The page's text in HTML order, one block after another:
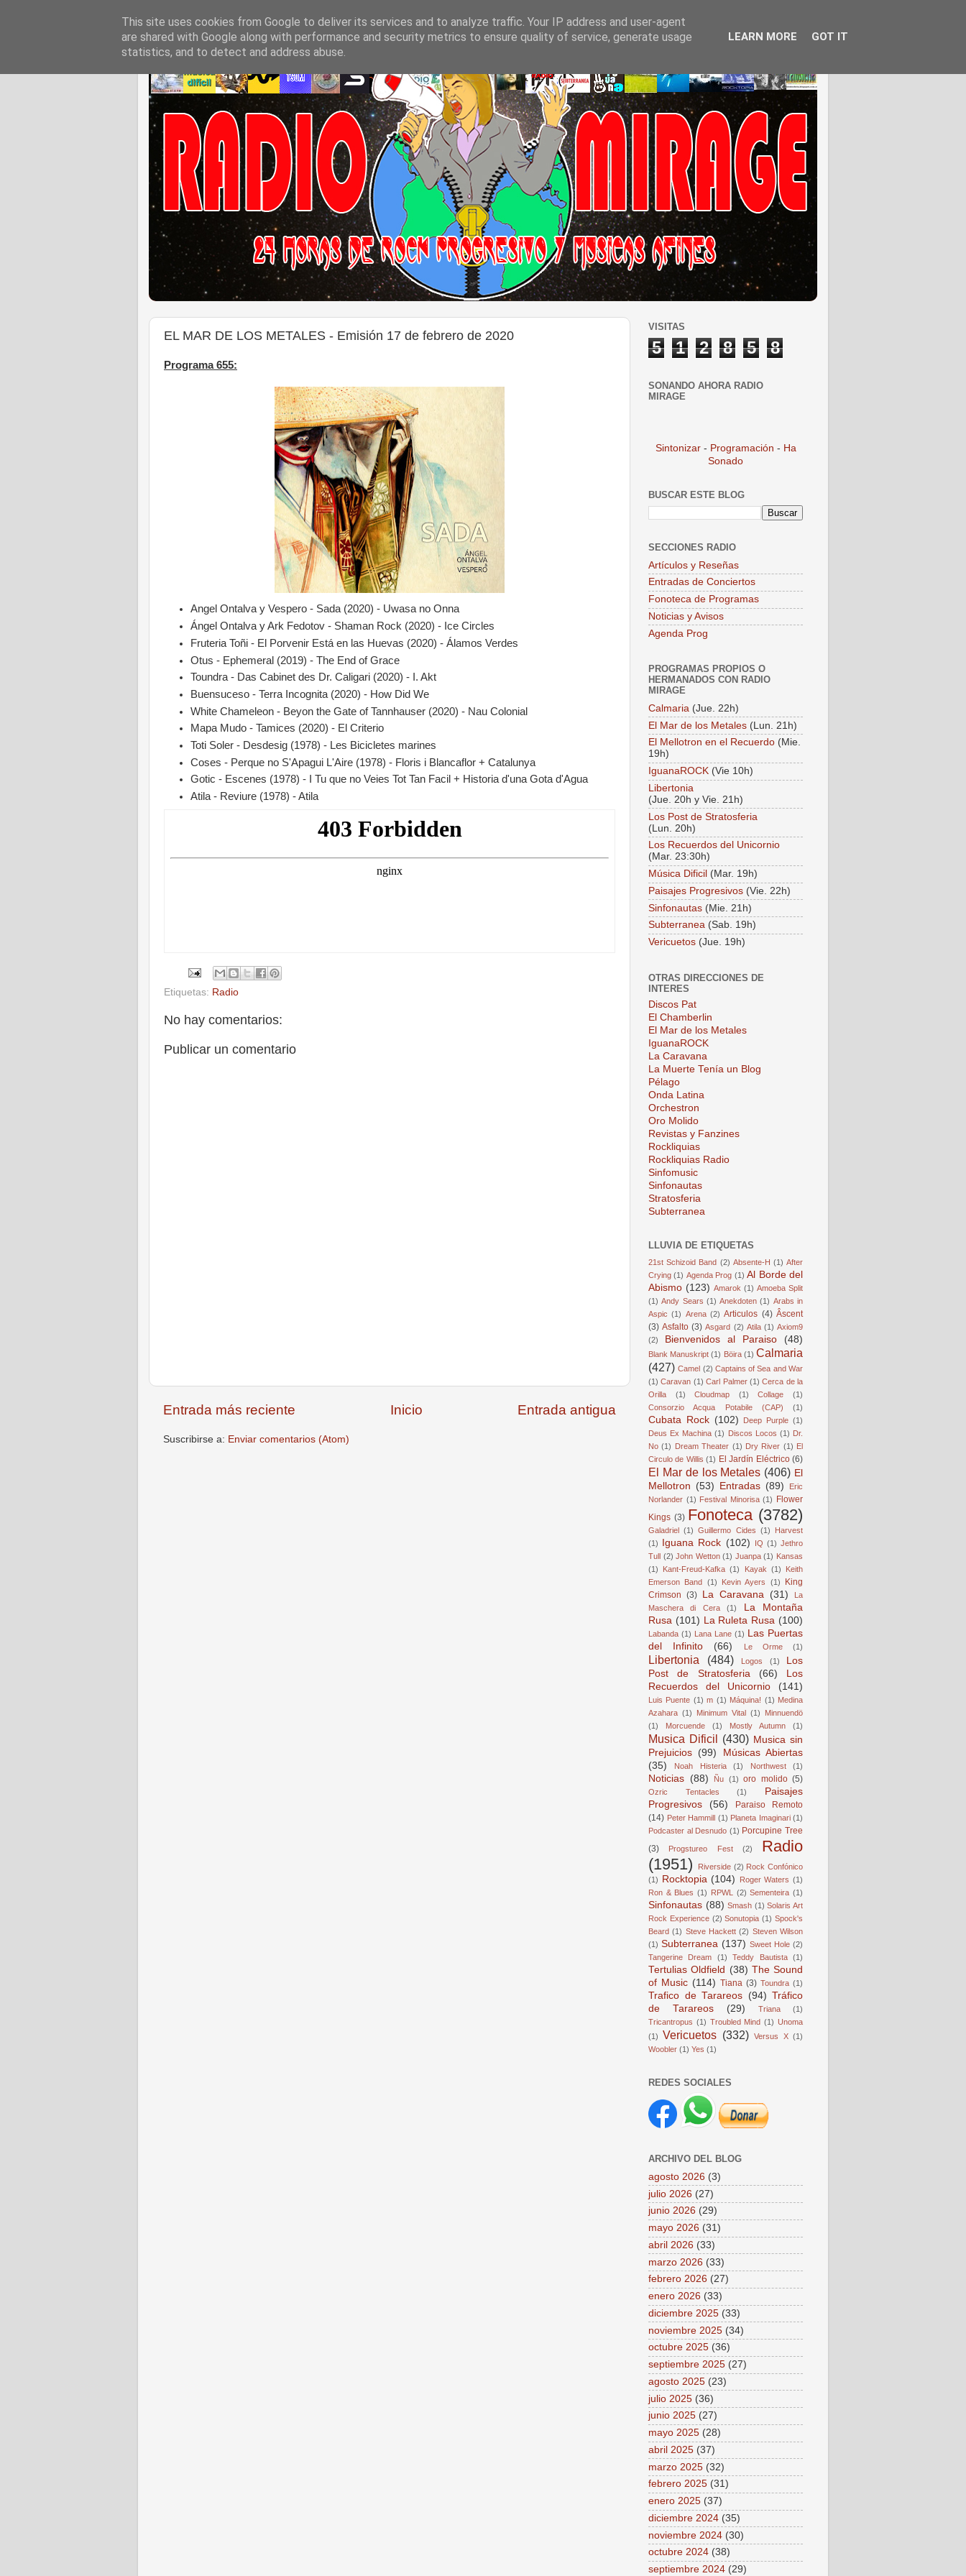
EL MAR DE LOS METALES - Emisión 17 de febrero de 2020
Programa 655:
Angel Ontalva y Vespero - Sada (2020) - Uwasa no Onna
Ángel Ontalva y Ark Fedotov - Shaman Rock (2020) - Ice Circles
Fruteria Toñi - El Porvenir Está en las Huevas (2020) - Álamos Verdes
Otus - Ephemeral (2019) - The End of Grace
Toundra - Das Cabinet des Dr. Caligari (2020) - I. Akt
Buensuceso - Terra Incognita (2020) - How Did We
White Chameleon - Beyon the Gate of Tannhauser (2020) - Nau Colonial
Mapa Mudo - Tamices (2020) - El Criterio
Toti Soler - Desdesig (1978) - Les Bicicletes marines
Coses - Perque no S'Apagui L'Aire (1978) - Floris i Blancaflor + Catalunya
Gotic - Escenes (1978) - I Tu que no Veies Tot Tan Facil + Historia d'una Gota d'Agua
Atila - Reviure (1978) - Atila
Etiquetas: Radio
No hay comentarios:
Publicar un comentario
Entrada más reciente Entrada antigua
Inicio
Suscribirse a: Enviar comentarios (Atom)
VISITAS
5 1 2 8 5 8
SONANDO AHORA RADIO
MIRAGE
Sintonizar - Programación - Ha
Sonado
BUSCAR ESTE BLOG
SECCIONES RADIO
Artículos y Reseñas
Entradas de Conciertos
Fonoteca de Programas
Noticias y Avisos
Agenda Prog
PROGRAMAS PROPIOS O
HERMANADOS CON RADIO
MIRAGE
Calmaria (Jue. 22h)
El Mar de los Metales (Lun. 21h)
El Mellotron en el Recuerdo (Mie.
19h)
IguanaROCK (Vie 10h)
Libertonia
(Jue. 20h y Vie. 21h)
Los Post de Stratosferia
(Lun. 20h)
Los Recuerdos del Unicornio
(Mar. 23:30h)
Música Dificil (Mar. 19h)
Paisajes Progresivos (Vie. 22h)
Sinfonautas (Mie. 21h)
Subterranea (Sab. 19h)
Vericuetos (Jue. 19h)
OTRAS DIRECCIONES DE
INTERES
Discos Pat
El Chamberlin
El Mar de los Metales
IguanaROCK
La Caravana
La Muerte Tenía un Blog
Pélago
Onda Latina
Orchestron
Oro Molido
Revistas y Fanzines
Rockliquias
Rockliquias Radio
Sinfomusic
Sinfonautas
Stratosferia
Subterranea
LLUVIA DE ETIQUETAS
21st Schizoid Band (2) Absente-H (1) After
Crying (1) Agenda Prog (1) Al Borde del
Abismo (123) Amarok (1) Amoeba Split
(1) Andy Sears (1) Anekdoten (1) Arabs in
Aspic (1) Arena (2) Articulos (4) Âscent
(3) Asfalto (3) Asgard (2) Atila (1) Axiom9
(2)
Bienvenidos al Paraiso (48)
Blank Manuskript (1) Böira (1) Calmaria
(427) Camel (2) Captains of Sea and War
(1) Caravan (1) Carl Palmer (1) Cerca de la
Orilla
(1) Cloudmap (1) Collage
(1)
Consorzio Acqua Potabile (CAP)
(1)
Cubata Rock (102) Deep Purple (1)
Deus Ex Machina (1) Discos Locos (1) Dr.
No (1) Dream Theater (1) Dry River (1) El
Circulo de Willis (1) El Jardín Eléctrico (6)
El Mar de los Metales (406) El
Mellotron (53) Entradas (89)
Eric
Norlander (1) Festival Minorisa (1) Flower
Kings (3) Fonoteca (3782)
Galadriel (1) Guillermo Cides (1)
Harvest
(1) Iguana Rock (102) IQ (1) Jethro
Tull (2) John Wetton (1) Juanpa (1) Kansas
(1)
Kant-Freud-Kafka (1) Kayak (1)
Keith
Emerson Band (1) Kevin Ayers (1)
King
Crimson (3) La Caravana (31)
La
Maschera di Cera
(1)
La Montaña
Rusa (101) La Ruleta Rusa (100)
Labanda (1) Lana Lane (1) Las Puertas
del Infinito
(66) Le Orme (1)
Libertonia (484) Logos (1)
Los
Post de Stratosferia
(66)
Los
Recuerdos del Unicornio
(141)
Luis Puente (1) m (1) Máquina! (1) Medina
Azahara (1) Minimum Vital (1)
Minnuendö
(1)
Morcuende (1) Mostly Autumn (1)
Musica Dificil (430) Musica sin
Prejuicios (99)
Músicas Abiertas
(35)
Noah Histeria (1) Northwest (1)
Noticias (88) Ñu (1) oro molido (5)
Ozric Tentacles (1)
Paisajes
Progresivos
(56)
Paraiso Remoto
(14) Peter Hammill (1) Planeta Imaginari (1)
Podcaster al Desnudo (1) Porcupine Tree
(3)
Progstureo Fest (2)
Radio
(1951)
Riverside (2) Rock Confónico
(1) Rocktopia (104) Roger Waters (1)
Ron & Blues (1) RPWL (2) Sementeira (1)
Sinfonautas (88) Smash (1) Solaris Art
Rock Experience (2) Sonutopia (1) Spock's
Beard (1) Steve Hackett (2) Steven Wilson
(1) Subterranea (137) Sweet Hole (2)
Tangerine Dream
(1) Teddy Bautista (1)
Tertulias Oldfield (38) The Sound
of Music (114) Tiana (3) Toundra (1)
Trafico de Tarareos (94) Tráfico
de Tarareos
(29) Triana
(1)
Tricantropus (1) Troubled Mind (1) Unoma
(1)
Vericuetos (332) Versus X (1)
Woobler (1) Yes (1)
REDES SOCIALES
ARCHIVO DEL BLOG
agosto 2026 (3)
julio 2026 (27)
junio 2026 (29)
mayo 2026 (31)
abril 2026 (33)
marzo 2026 (33)
febrero 2026 (27)
enero 2026 (33)
diciembre 2025 (33)
noviembre 2025 (34)
octubre 2025 (36)
septiembre 2025 (27)
agosto 2025 (23)
julio 2025 (36)
junio 2025 (27)
mayo 2025 (28)
abril 2025 (37)
marzo 2025 (32)
febrero 2025 (31)
enero 2025 (37)
diciembre 2024 (35)
noviembre 2024 (30)
octubre 2024 (38)
septiembre 2024 (29)
This site uses cookies from Google to deliver its services and to analyze traffic. Your IP address and user-agent
are shared with Google along with performance and security metrics to ensure quality of service, generate usage
statistics, and to detect and address abuse.
LEARN MORE GOT IT